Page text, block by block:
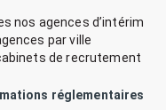
nos agences d’intérim
par ville
de recrutement
réglementaires